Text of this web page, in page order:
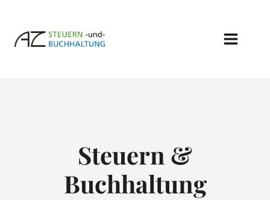
springen
Steuern &
Buchhaltung